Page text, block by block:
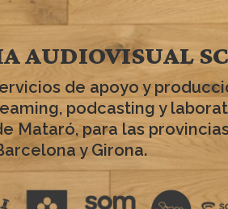
AUDIOVISUAL
de apoyo y
podcasting y
Mataró, para las
y Girona.